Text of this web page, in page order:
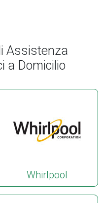
Assistenza
a Domicilio
Whirlpool